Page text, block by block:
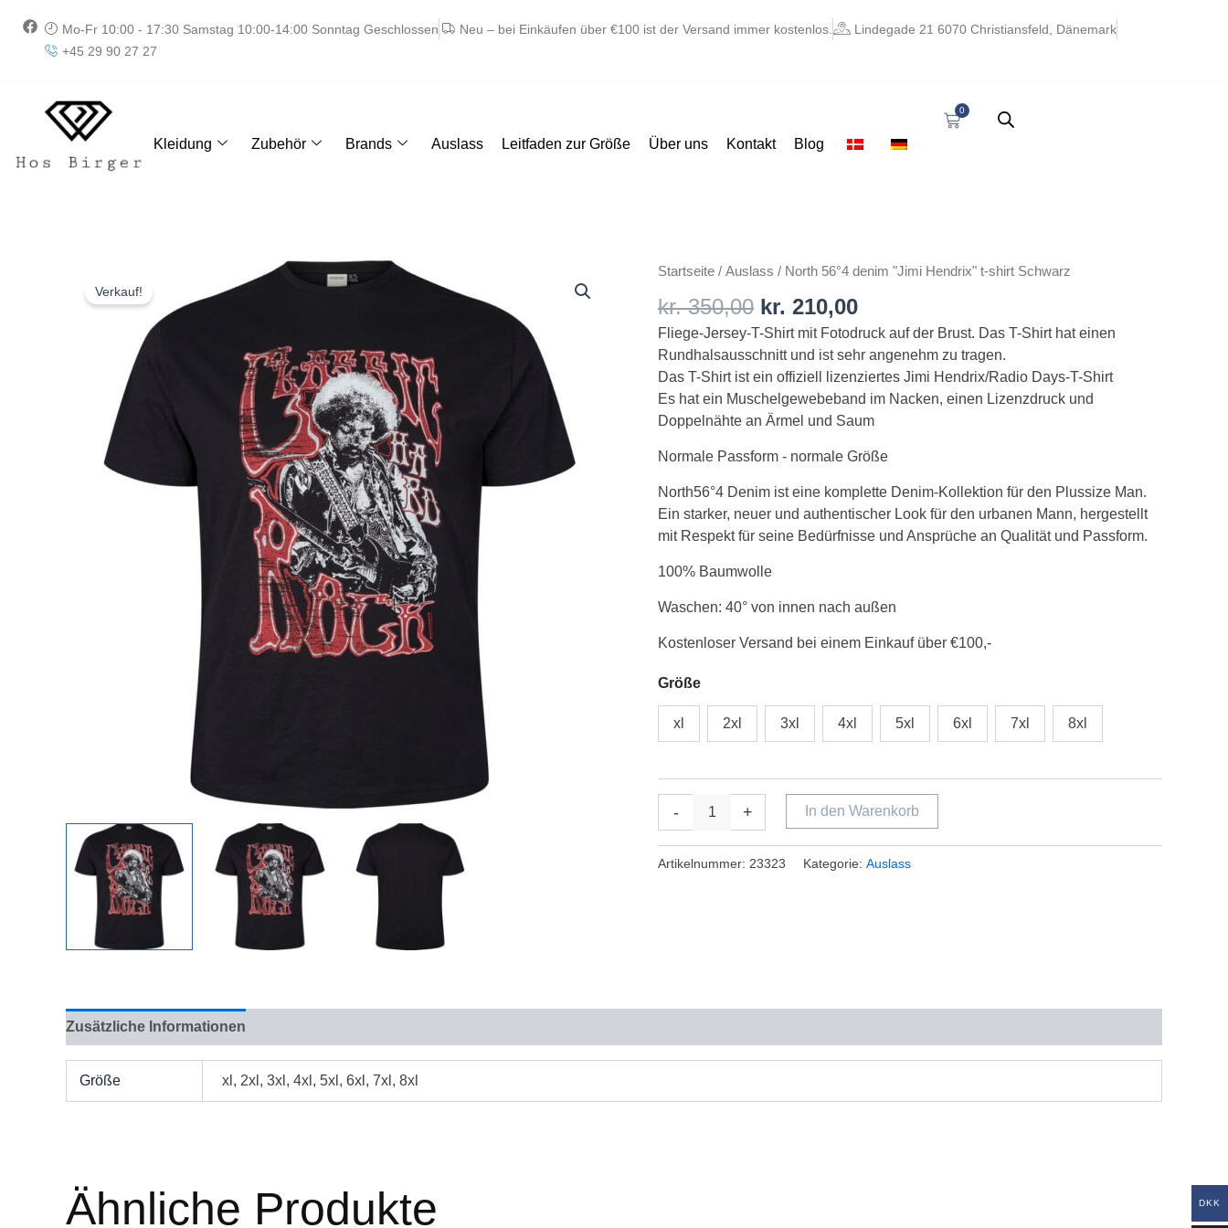
Inhalt
springen
F
a
Mo-Fr 10:00 - 17:30 Samstag 10:00-14:00 Sonntag Geschlossen Neu – bei Einkäufen über €100 ist der Versand immer kostenlos.
Lindegade 21 6070 Christiansfeld, Dänemark
+45 29 90 27 27
Kleidung Zubehör Brands Auslass Leitfaden zur Größe Über uns Kontakt Blog
0
Warenkorb
Verkauf!
Startseite / Auslass / North 56°4 denim "Jimi Hendrix" t-shirt Schwarz
kr.350,00
Ursprünglicher
war:
kr. 350,00
kr. 210,00
Aktueller
ist:
kr. 210,00.
Fliege-Jersey-T-Shirt mit Fotodruck auf der Brust. Das T-Shirt hat einen
Rundhalsausschnitt und ist sehr angenehm zu tragen.
Das T-Shirt ist ein offiziell lizenziertes Jimi Hendrix/Radio Days-T-Shirt
Es hat ein Muschelgewebeband im Nacken, einen Lizenzdruck und
Doppelnähte an Ärmel und Saum
Normale Passform - normale Größe
North56°4 Denim ist eine komplette Denim-Kollektion für den Plussize Man.
Ein starker, neuer und authentischer Look für den urbanen Mann, hergestellt
mit Respekt für seine Bedürfnisse und Ansprüche an Qualität und Passform.
100% Baumwolle
Waschen: 40° von innen nach außen
Kostenloser Versand bei einem Einkauf über €100,-
Größe
xl 2xl 3xl 4xl 5xl 6xl 7xl 8xl
-
North
denim
“Jimi
Hendrix”
t-
shirt
Sort
+ In den Warenkorb
Artikelnummer: 23323 Kategorie: Auslass
Zusätzliche Informationen
Größe xl, 2xl, 3xl, 4xl, 5xl, 6xl, 7xl, 8xl
Ähnliche Produkte DKK